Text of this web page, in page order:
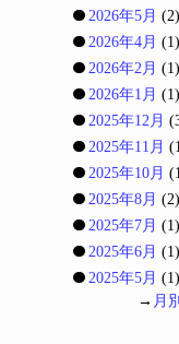
2026年5月 (2)
2026年4月 (1)
2026年2月 (1)
2026年1月 (1)
2025年12月
2025年11月
2025年10月
2025年8月 (2)
2025年7月 (1)
2025年6月 (1)
2025年5月 (1)
→ 月